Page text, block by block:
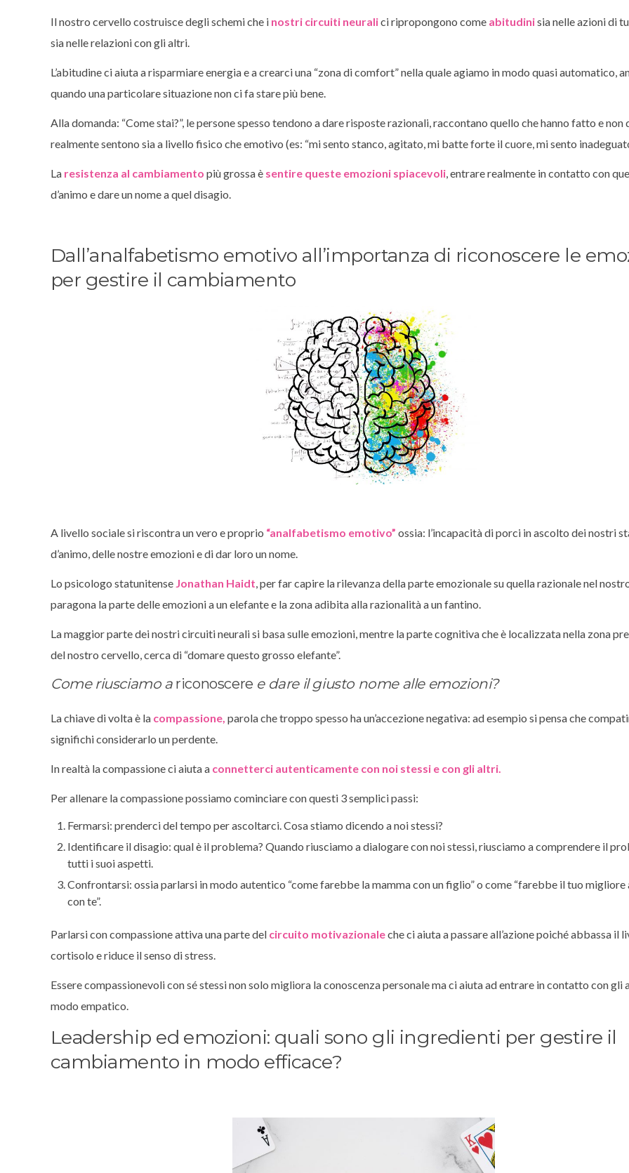
Il nostro cervello costruisce degli schemi che i nostri circuiti neuralici ripropongono come abitudinisia nelle azioni di
sia nelle relazioni con gli altri.
L’abitudine ci aiuta a risparmiare energia e a crearci una “zona di comfort” nella quale agiamo in modo quasi automatico,
quando una particolare situazione non ci fa stare più bene.
Alla domanda: “Come stai?”, le persone spesso tendono a dare risposte razionali, raccontano quello che hanno fatto e non
realmente sentono sia a livello fisico che emotivo (es: “mi sento stanco, agitato, mi batte forte il cuore, mi sento
La resistenza al cambiamento più grossa è sentire queste emozioni spiacevoli, entrare realmente in contatto con
d’animo e dare un nome a quel disagio.
Dall’analfabetismo emotivo all’importanza di riconoscere le
per gestire il cambiamento
A livello sociale si riscontra un vero e proprio “analfabetismo emotivo” ossia: l’incapacità di porci in ascolto dei nostri
d’animo, delle nostre emozioni e di dar loro un nome.
Lo psicologo statunitense Jonathan Haidt, per far capire la rilevanza della parte emozionale su quella razionale nel
paragona la parte delle emozioni a un elefante e la zona adibita alla razionalità a un fantino.
La maggior parte dei nostri circuiti neurali si basa sulle emozioni, mentre la parte cognitiva che è localizzata nella zona
del nostro cervello, cerca di “domare questo grosso elefante”.
Come riusciamo a riconoscere e dare il giusto nome alle emozioni?
La chiave di volta è la compassione, parola che troppo spesso ha un’accezione negativa: ad esempio si pensa che
significhi considerarlo un perdente.
In realtà la compassione ci aiuta a connetterci autenticamente con noi stessi e con gli altri.
Per allenare la compassione possiamo cominciare con questi 3 semplici passi:
Fermarsi: prenderci del tempo per ascoltarci. Cosa stiamo dicendo a noi stessi?
Identificare il disagio: qual è il problema? Quando riusciamo a dialogare con noi stessi, riusciamo a comprendere il
tutti i suoi aspetti.
Confrontarsi: ossia parlarsi in modo autentico “come farebbe la mamma con un figlio” o come “farebbe il tuo migliore
con te”.
Parlarsi con compassione attiva una parte del circuito motivazionaleche ci aiuta a passare all’azione poiché abbassa il
cortisolo e riduce il senso di stress.
Essere compassionevoli con sé stessi non solo migliora la conoscenza personale ma ci aiuta ad entrare in contatto con gli
modo empatico.
Leadership ed emozioni: quali sono gli ingredienti per gestire il
cambiamento in modo efficace?